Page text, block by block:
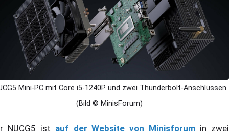
Mini-PC mit Core i5-1240P und zwei Thunderbolt-Anschlüssen
(Bild © MinisForum)
NUCG5 ist auf der Website von Minisforum in zwei